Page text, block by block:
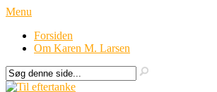
Menu
Forsiden
Om Karen M. Larsen